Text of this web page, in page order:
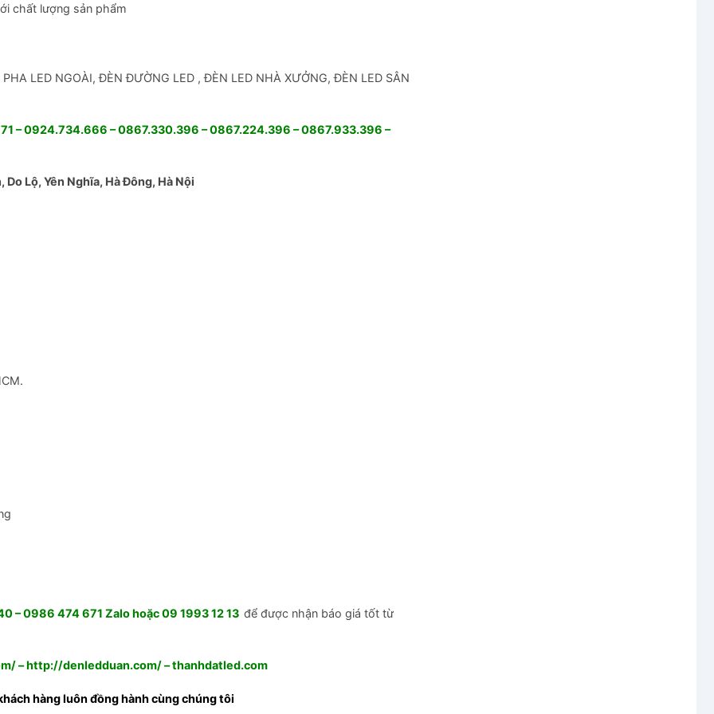
chất lượng sản phẩm
LED NGOÀI, ĐÈN ĐƯỜNG LED , ĐÈN LED NHÀ XƯỞNG, ĐÈN LED SÂN
– 0924.734.666 – 0867.330.396 – 0867.224.396 – 0867.933.396 –
Lộ, Yên Nghĩa, Hà Đông, Hà Nội
– 0986 474 671 Zalo hoặc 09 1993 12 13 để được nhận báo giá tốt từ
–http://denledduan.com/–thanhdatled.com
hàng luôn đồng hành cùng chúng tôi